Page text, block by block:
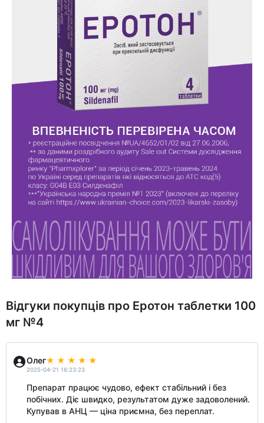
Відгуки покупців про Еротон таблетки 100
мг №4
Олег
2025-04-21 16:23:23
Препарат працює чудово, ефект стабільний і без
побічних. Діє швидко, результатом дуже задоволений.
Купував в АНЦ — ціна приємна, без переплат.